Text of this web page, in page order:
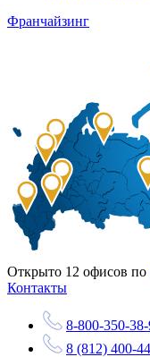
Франчайзинг
Открыто 12 офисов по
Контакты
8-800-350-
8 (812) 400-